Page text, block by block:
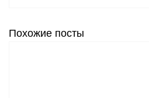
Похожие посты